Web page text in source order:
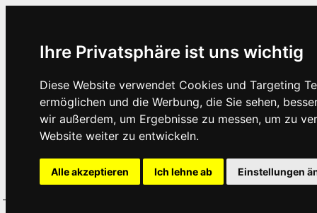
Ihre Privatsphäre ist uns wichtig
Diese Website verwendet Cookies und Targeting
ermöglichen und die Werbung, die Sie sehen,
wir außerdem, um Ergebnisse zu messen, um zu
Website weiter zu entwickeln.
Alle akzeptieren Ich lehne ab Einstellungen